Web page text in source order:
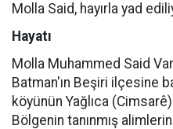
Molla Said, hayırla yad
Hayatı
Molla Muhammed Said
Batman'ın Beşiri ilçesine
köyünün Yağlıca
Bölgenin tanınmış